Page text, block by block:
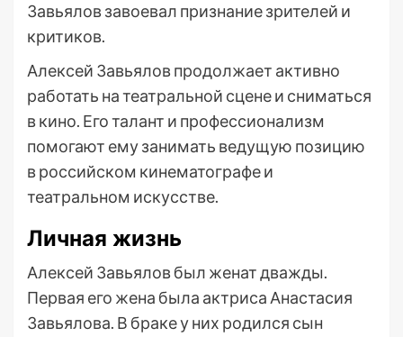
Завьялов завоевал признание зрителей и
критиков.
Алексей Завьялов продолжает активно
работать на театральной сцене и сниматься
в кино. Его талант и профессионализм
помогают ему занимать ведущую позицию
в российском кинематографе и
театральном искусстве.
Личная жизнь
Алексей Завьялов был женат дважды.
Первая его жена была актриса Анастасия
Завьялова. В браке у них родился сын